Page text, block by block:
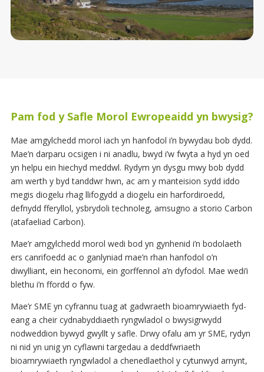
Pam fod y Safle Morol Ewropeaidd yn bwysig?
Mae amgylchedd morol iach yn hanfodol i’n bywydau bob dydd.
Mae’n darparu ocsigen i ni anadlu, bwyd i’w fwyta a hyd yn oed
yn helpu ein hiechyd meddwl. Rydym yn dysgu mwy bob dydd
am werth y byd tanddwr hwn, ac am y manteision sydd iddo
megis diogelu rhag llifogydd a diogelu ein harfordiroedd,
defnydd fferyllol, ysbrydoli technoleg, amsugno a storio Carbon
(atafaeliad Carbon).
Mae’r amgylchedd morol wedi bod yn gynhenid i’n bodolaeth
ers canrifoedd ac o ganlyniad mae’n rhan hanfodol o’n
diwylliant, ein heconomi, ein gorffennol a’n dyfodol. Mae wedi’i
blethu i’n ffordd o fyw.
Mae’r SME yn cyfrannu tuag at gadwraeth bioamrywiaeth fyd-
eang a cheir cydnabyddiaeth ryngwladol o bwysigrwydd
nodweddion bywyd gwyllt y safle. Drwy ofalu am yr SME, rydyn
ni nid yn unig yn cyflawni targedau a deddfwriaeth
bioamrywiaeth ryngwladol a chenedlaethol y cytunwyd arnynt,